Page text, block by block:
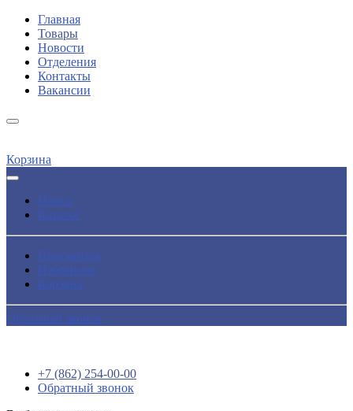
Главная
Товары
Новости
Отделения
Контакты
Вакансии
Корзина
Поиск
Каталог
Просмотры
Избранное
Корзина
Обратный звонок
+7 (862) 254-00-00
Обратный звонок